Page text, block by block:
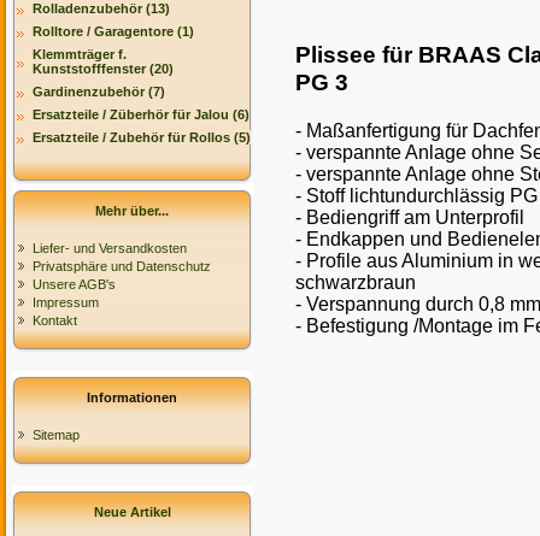
Rolladenzubehör (13)
Rolltore / Garagentore (1)
Klemmträger f.
Kunststofffenster (20)
Gardinenzubehör (7)
Ersatzteile / Züberhör für Jalou (6)
Ersatzteile / Zubehör für Rollos (5)
Mehr über...
Liefer- und Versandkosten
Privatsphäre und Datenschutz
Unsere AGB's
Impressum
Kontakt
Informationen
Sitemap
Neue Artikel
Plissee für BRAAS
PG 3
- Maßanfertigung für
- verspannte Anlage ohne
- verspannte Anlage ohne
- Stoff lichtundurchlässig
- Bediengriff am Unterprofil
- Endkappen und
- Profile aus Aluminium in
schwarzbraun
- Verspannung durch 0,8
- Befestigung /Montage im